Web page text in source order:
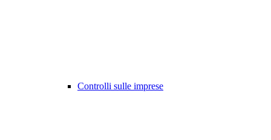
Controlli sulle imprese